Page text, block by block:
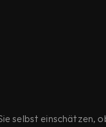
selbst einschätzen,